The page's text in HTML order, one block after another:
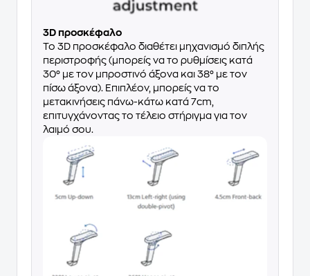
3D προσκέφαλο
Το 3D προσκέφαλο διαθέτει μηχανισμό διπλής
περιστροφής (μπορείς να το ρυθμίσεις κατά
30° με τον μπροστινό άξονα και 38° με τον
πίσω άξονα). Επιπλέον, μπορείς να το
μετακινήσεις πάνω-κάτω κατά 7cm,
επιτυγχάνοντας το τέλειο στήριγμα για τον
λαιμό σου.